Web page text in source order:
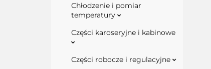
Chłodzenie i pomiar
temperatury
Części karoseryjne i kabinowe
Części robocze i regulacyjne